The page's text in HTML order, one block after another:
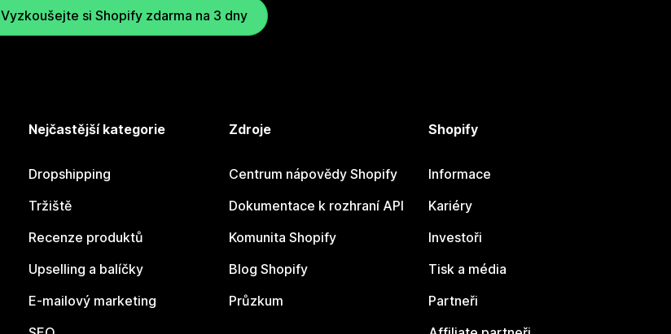
Vyzkoušejte si Shopify zdarma na 3 dny
Nejčastější kategorie
Dropshipping
Tržiště
Recenze produktů
Upselling a balíčky
E-mailový marketing
Zdroje
Centrum nápovědy Shopify
Dokumentace k rozhraní API
Komunita Shopify
Blog Shopify
Průzkum
Shopify
Informace
Kariéry
Investoři
Tisk a média
Partneři